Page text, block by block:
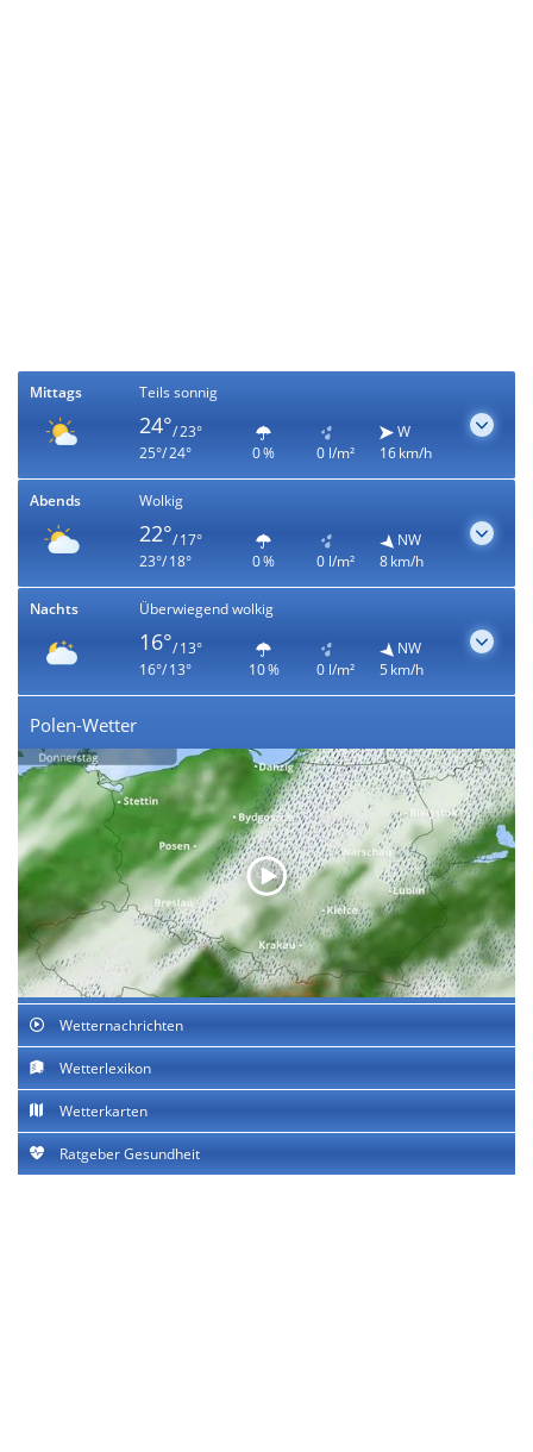
Mittags Teils sonnig
24°/ 23°
25°/ 24°
0 % 0 l/m²
W
16 km/h
Abends Wolkig
22°/ 17°
23°/ 18°
0 % 0 l/m²
NW
8 km/h
Nachts Überwiegend wolkig
16°/ 13°
16°/ 13°
10 % 0 l/m²
NW
5 km/h
Polen-Wetter
Wetternachrichten
Wetterlexikon
Wetterkarten
Ratgeber Gesundheit